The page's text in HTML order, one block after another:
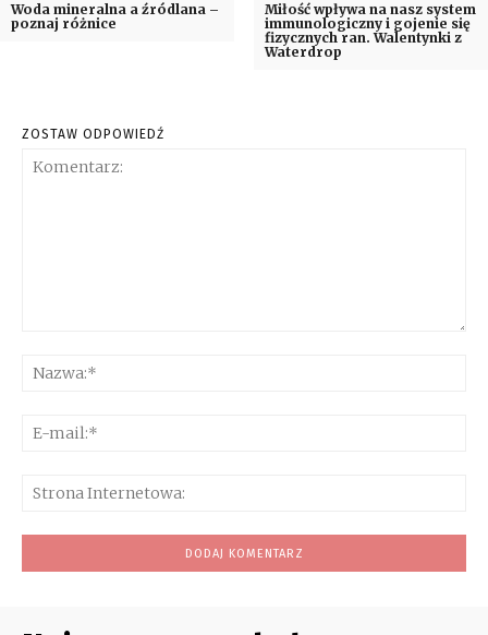
Woda mineralna a źródlana –
poznaj różnice
Miłość wpływa na nasz system
immunologiczny i gojenie się
fizycznych ran. Walentynki z
Waterdrop
ZOSTAW ODPOWIEDŹ